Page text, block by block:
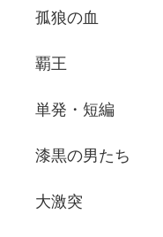
孤狼の血
覇王
単発・短編
漆黒の男たち
大激突